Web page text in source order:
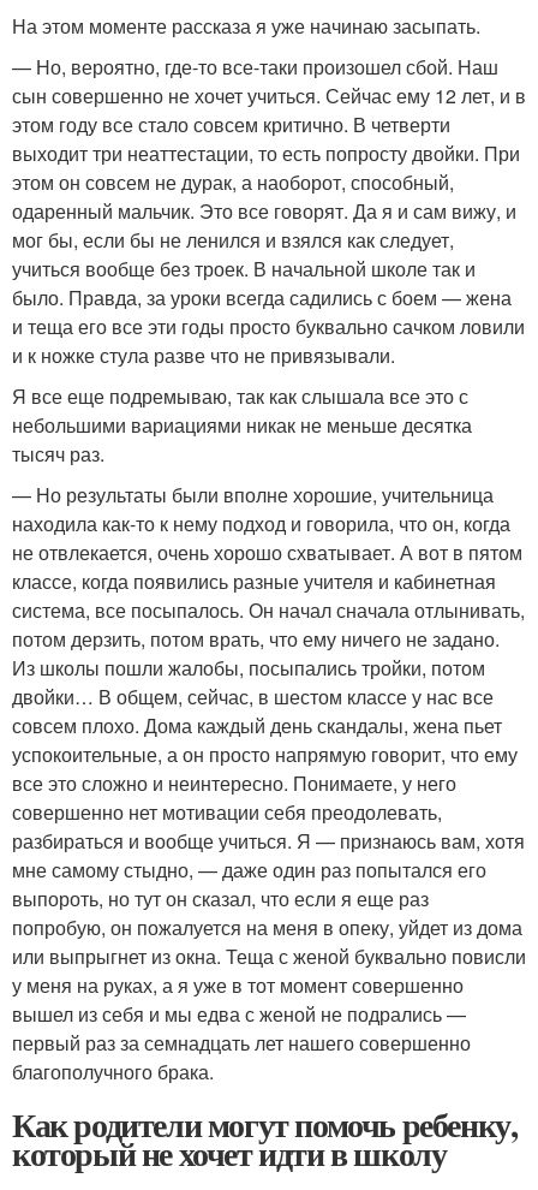
На этом моменте рассказа я уже начинаю засыпать.
— Но, вероятно, где-то все-таки произошел сбой. Наш
сын совершенно не хочет учиться. Сейчас ему 12 лет, и в
этом году все стало совсем критично. В четверти
выходит три неаттестации, то есть попросту двойки. При
этом он совсем не дурак, а наоборот, способный,
одаренный мальчик. Это все говорят. Да я и сам вижу, и
мог бы, если бы не ленился и взялся как следует,
учиться вообще без троек. В начальной школе так и
было. Правда, за уроки всегда садились с боем — жена
и теща его все эти годы просто буквально сачком ловили
и к ножке стула разве что не привязывали.
Я все еще подремываю, так как слышала все это с
небольшими вариациями никак не меньше десятка
тысяч раз.
— Но результаты были вполне хорошие, учительница
находила как-то к нему подход и говорила, что он, когда
не отвлекается, очень хорошо схватывает. А вот в пятом
классе, когда появились разные учителя и кабинетная
система, все посыпалось. Он начал сначала отлынивать,
потом дерзить, потом врать, что ему ничего не задано.
Из школы пошли жалобы, посыпались тройки, потом
двойки… В общем, сейчас, в шестом классе у нас все
совсем плохо. Дома каждый день скандалы, жена пьет
успокоительные, а он просто напрямую говорит, что ему
все это сложно и неинтересно. Понимаете, у него
совершенно нет мотивации себя преодолевать,
разбираться и вообще учиться. Я — признаюсь вам, хотя
мне самому стыдно, — даже один раз попытался его
выпороть, но тут он сказал, что если я еще раз
попробую, он пожалуется на меня в опеку, уйдет из дома
или выпрыгнет из окна. Теща с женой буквально повисли
у меня на руках, а я уже в тот момент совершенно
вышел из себя и мы едва с женой не подрались —
первый раз за семнадцать лет нашего совершенно
благополучного брака.
Как родители могут помочь ребенку,
который не хочет идти в школу